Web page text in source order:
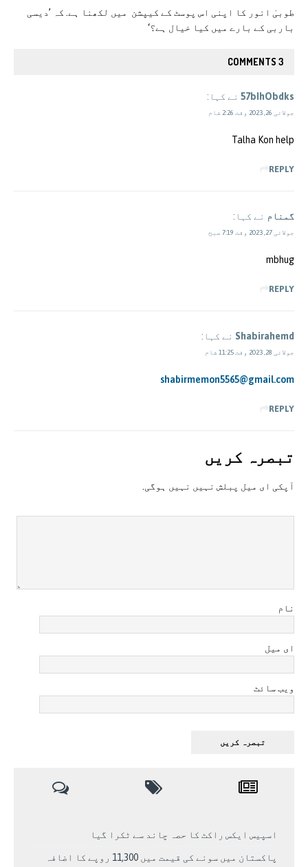
طوبیٰ انور کا اپنی اس پوسٹ کے کیپشن میں لکھنا ہے. کہ ’دیسی
باربی کے بارے میں کیا خیال ہے؟‘
3 COMMENTS
57bIhObdks نے کہا:
جولائی 26, 2023 وقت 2:26 شام
Talha Kon help
REPLY
گمنام نے کہا:
جولائی 27, 2023 وقت 7:19 صبح
mbhug
REPLY
Shabirahemd نے کہا:
جولائی 28, 2023 وقت 11:25 شام
shabirmemon5565@gmail.com
REPLY
تبصرہ کريں
آپکی ای ميل پبلش نہيں نہيں ہوگی.
نام
ای میل
ویب سائٹ
اسپیس ایکس راکٹ کا حصہ چاند سے ٹکرا گیا
پاکستان میں سونے کی قیمت میں 11,300 روپے کا اضافہ